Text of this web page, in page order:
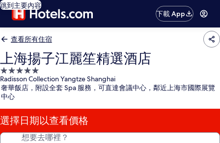
跳到主要內容
下載 App
查看所有住宿
上海揚子江麗笙精選酒店
5.0
星
級
住
宿
Radisson Collection Yangtze Shanghai
奢華飯店，附設全套 Spa 服務，可直達會議中心，鄰近上海市國際展覽
中心
選擇日期以查看價格
想要去哪裡？